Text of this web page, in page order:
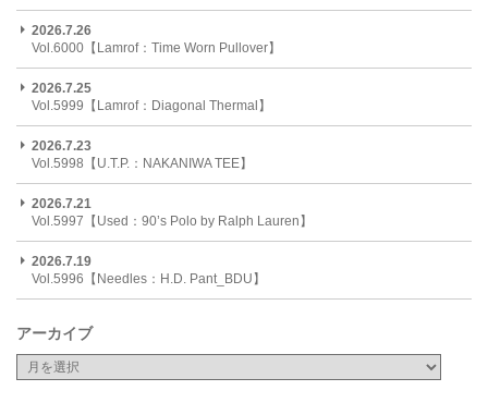
2026.7.26
Vol.6000【Lamrof：Time Worn Pullover】
2026.7.25
Vol.5999【Lamrof：Diagonal Thermal】
2026.7.23
Vol.5998【U.T.P.：NAKANIWA TEE】
2026.7.21
Vol.5997【Used：90’s Polo by Ralph Lauren】
2026.7.19
Vol.5996【Needles：H.D. Pant_BDU】
アーカイブ